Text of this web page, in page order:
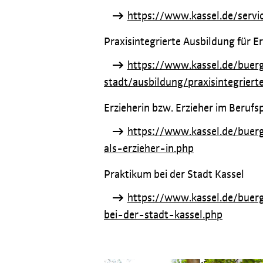
https://www.kassel.de/
Praxisintegrierte Ausbildung für
https://www.kassel.de/
stadt/ausbildung/
Erzieherin bzw. Erzieher im
https://www.kassel.de/
als-erzieher-in.php
Praktikum bei der Stadt Kassel
https://www.kassel.de/
bei-der-stadt-kassel.php